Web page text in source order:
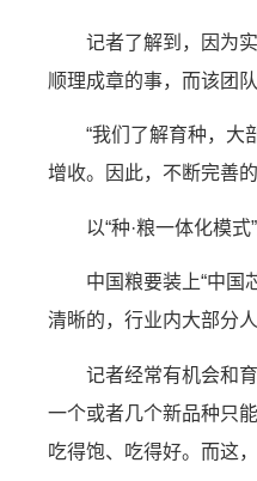
记者了解到，因为
顺理成章的事，而该团
“我们了解育种，大
增收。因此，不断完善
以“种·粮一体化模
中国粮要装上“中国
清晰的，行业内大部分
记者经常有机会和
一个或者几个新品种只
吃得饱、吃得好。而这